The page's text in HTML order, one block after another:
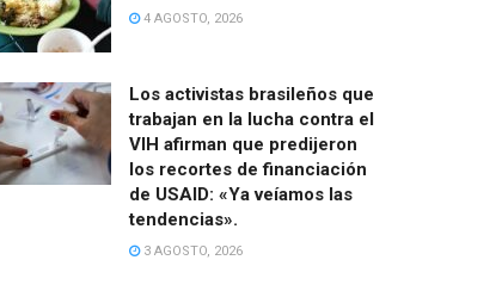
4 AGOSTO, 2026
Los activistas brasileños que
trabajan en la lucha contra el
VIH afirman que predijeron
los recortes de financiación
de USAID: «Ya veíamos las
tendencias».
3 AGOSTO, 2026